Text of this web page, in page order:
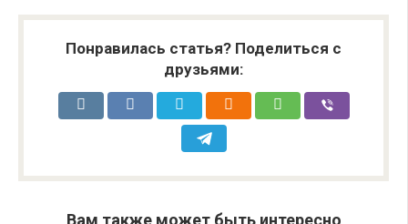
Понравилась статья? Поделиться с
друзьями:
Вам также может быть интересно